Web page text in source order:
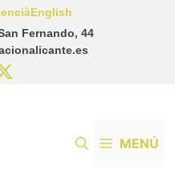
Fernando, 44
English
MENÚ